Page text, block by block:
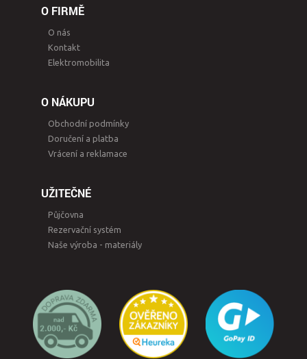
O FIRMĚ
O nás
Kontakt
Elektromobilita
O NÁKUPU
Obchodní podmínky
Doručení a platba
Vrácení a reklamace
UŽITEČNÉ
Půjčovna
Rezervační systém
Naše výroba - materiály